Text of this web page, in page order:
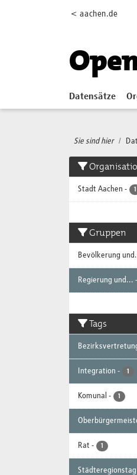
< aachen.de
Datensätze
Sie sind hier
Stadt Aachen - 1
Gruppen
Bevölkerung
Regierung und... -
Tags
Integration - 1
Komunal - 1
Rat - 1
Städteregionstag